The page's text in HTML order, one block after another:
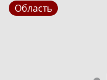
Область